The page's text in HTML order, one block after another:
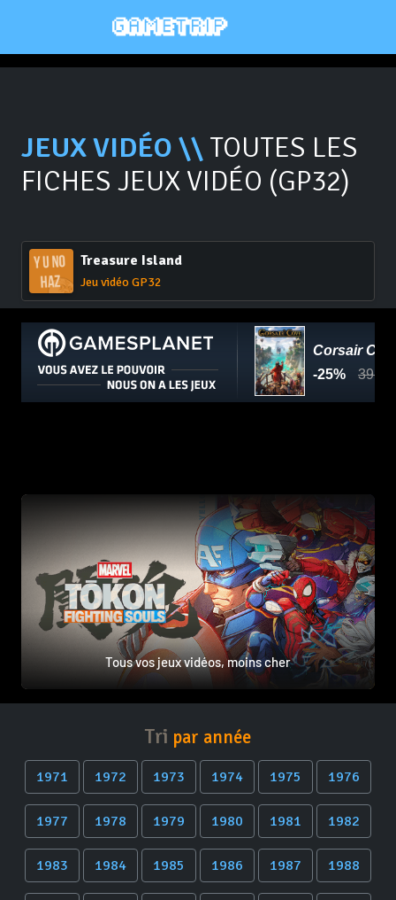
JEUX VIDÉO \\ TOUTES LES
FICHES JEUX VIDÉO (GP32)
Treasure Island
Jeu vidéo GP32
Tous vos jeux vidéos, moins cher
Tri par année
1971 1972 1973 1974 1975 1976
1977 1978 1979 1980 1981 1982
1983 1984 1985 1986 1987 1988